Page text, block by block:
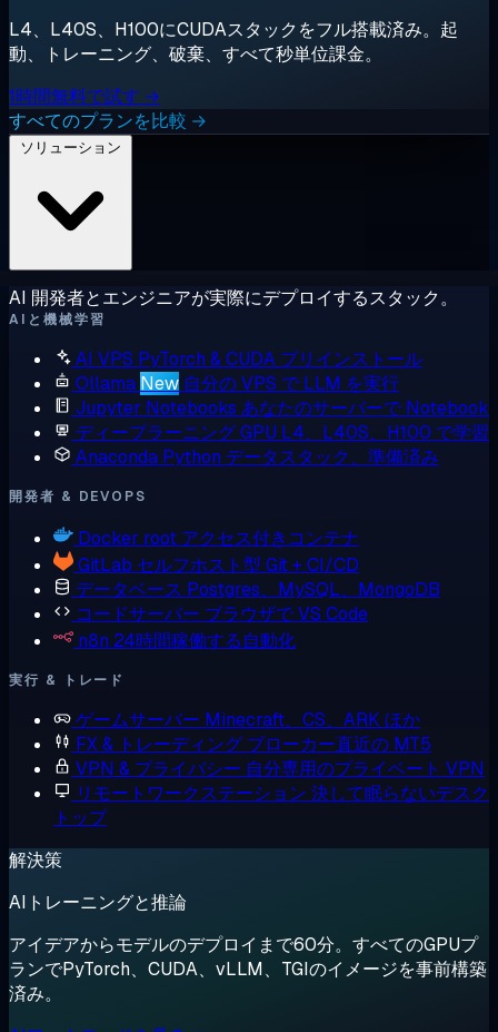
L4、L40S、H100にCUDAスタックをフル搭載済み。起
動、トレーニング、破棄、すべて秒単位課金。
1時間無料で試す →
すべてのプランを比較 →
AI 開発者とエンジニアが実際にデプロイするスタック。
AIと機械学習
AI VPS PyTorch & CUDA プリインストール
Ollama New 自分の VPS で LLM を実行
Jupyter Notebooks あなたのサーバーで Notebook
ディープラーニング GPU L4、L40S、H100 で学習
Anaconda Python データスタック、準備済み
開発者 & DEVOPS
Docker root アクセス付きコンテナ
GitLab セルフホスト型 Git + CI/CD
データベース Postgres、MySQL、MongoDB
コードサーバー ブラウザで VS Code
n8n 24時間稼働する自動化
実行 & トレード
ゲームサーバー Minecraft、CS、ARK ほか
FX & トレーディング ブローカー直近の MT5
VPN & プライバシー 自分専用のプライベート VPN
リモートワークステーション 決して眠らないデスク
トップ
解決策
AIトレーニングと推論
アイデアからモデルのデプロイまで60分。すべてのGPUプ
ランでPyTorch、CUDA、vLLM、TGIのイメージを事前構築
済み。